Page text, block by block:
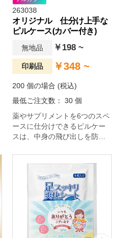
263038
オリジナル 仕分け上手な
ピルケース(カバー付き)
無地品 ￥198 ~
印刷品 ￥348 ~
200 個の場合 (税込)
最低ご注文数： 30 個
薬やサプリメントを6つのスペ
ースに仕分けできるピルケー
スは、中身の飛び出しを防ぐ